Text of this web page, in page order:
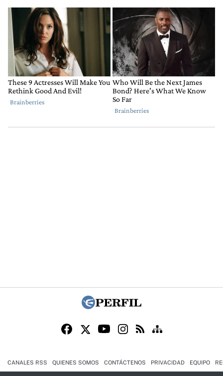
CANALES RSS QUIENES SOMOS CONTÁCTENOS PRIVACIDAD EQUIPO